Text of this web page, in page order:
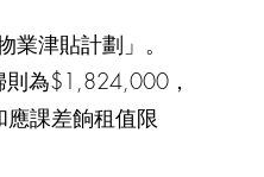
津貼計劃」。
為$1,824,000，
課差餉租值限